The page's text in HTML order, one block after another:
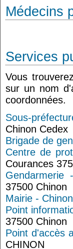
Médecins
Services
Vous
sur un nom
coordonnées.
Sous-
Chinon Cedex
Brigade de
Centre de
Courances
Gendarmerie
37500 Chinon
Mairie - Chinon
Point
37500 Chinon
Point d'accès
CHINON